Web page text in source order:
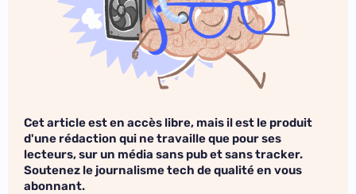
Cet article est en accès libre, mais il est le produit
d'une rédaction qui ne travaille que pour ses
lecteurs, sur un média sans pub et sans tracker.
Soutenez le journalisme tech de qualité en vous
abonnant.